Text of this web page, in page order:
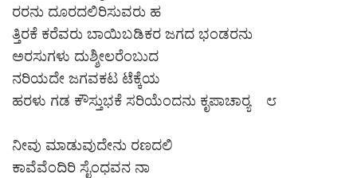
ರರನು ದೂರದಲಿರಿಸುವರು ಹ
ತ್ತಿರಕೆ ಕರೆವರು ಬಾಯಿಬಡಿಕರ ಜಗದ ಭಂಡರನು
ಅರಸುಗಳು ದುಶ್ಶೀಲರೆಂಬುದ
ನರಿಯದೇ ಜಗವಕಟ ಟೆಕ್ಕೆಯ
ಹರಳು ಗಡ ಕೌಸ್ತುಭಕೆ ಸರಿಯೆಂದನು ಕೃಪಾಚಾರ‍್ಯ ೮
ನೀವು ಮಾಡುವುದೇನು ರಣದಲಿ
ಕಾವೆವೆಂದಿರಿ ಸೈಂಧವನ ನಾ